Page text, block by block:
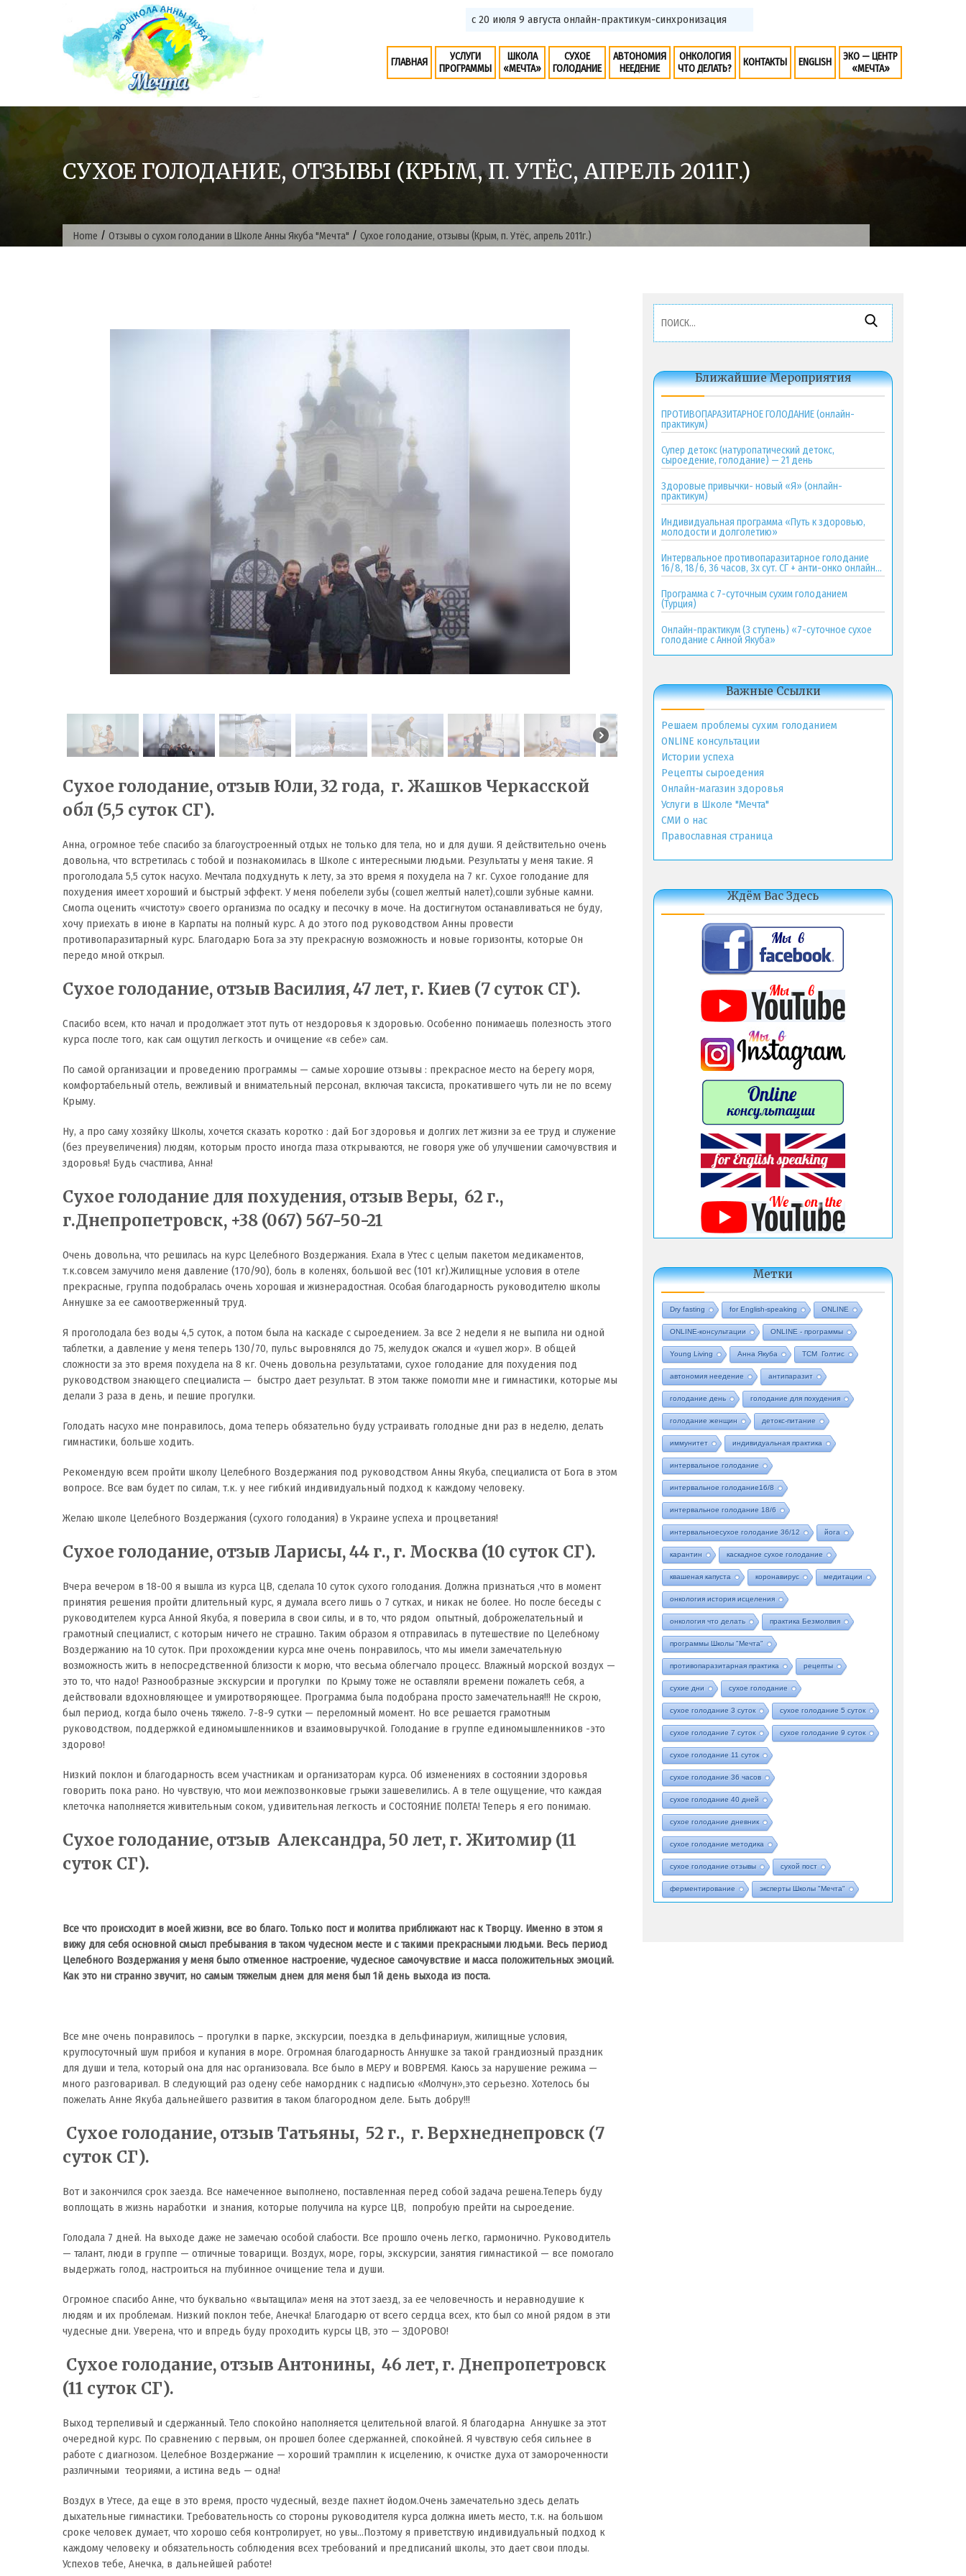
с 20 июля 9 августа онлайн-практикум-синхронизация
ГЛАВНАЯ
УСЛУГИ
ПРОГРАММЫ
ШКОЛА
«МЕЧТА»
СУХОЕ
ГОЛОДАНИЕ
АВТОНОМИЯ
НЕЕДЕНИЕ
ОНКОЛОГИЯ
ЧТО ДЕЛАТЬ?
КОНТАКТЫ ENGLISH
ЭКО — ЦЕНТР
«МЕЧТА»
СУХОЕ ГОЛОДАНИЕ, ОТЗЫВЫ (КРЫМ, П. УТЁС, АПРЕЛЬ 2011Г.)
Home / Отзывы о сухом голодании в Школе Анны Якуба "Мечта" / Сухое голодание, отзывы (Крым, п. Утёс, апрель 2011г.)
Сухое голодание, отзыв Юли, 32 года, г. Жашков Черкасской
обл (5,5 суток СГ).
Анна, огромное тебе спасибо за благоустроенный отдых не только для тела, но и для души. Я действительно очень
довольна, что встретилась с тобой и познакомилась в Школе с интересными людьми. Результаты у меня такие. Я
проголодала 5,5 суток насухо. Мечтала подхуднуть к лету, за это время я похудела на 7 кг. Сухое голодание для
похудения имеет хороший и быстрый эффект. У меня побелели зубы (сошел желтый налет),сошли зубные камни.
Смогла оценить «чистоту» своего организма по осадку и песочку в моче. На достигнутом останавливаться не буду,
хочу приехать в июне в Карпаты на полный курс. А до этого под руководством Анны провести
противопаразитарный курс. Благодарю Бога за эту прекрасную возможность и новые горизонты, которые Он
передо мной открыл.
Сухое голодание, отзыв Василия, 47 лет, г. Киев (7 суток СГ).
Спасибо всем, кто начал и продолжает этот путь от нездоровья к здоровью. Особенно понимаешь полезность этого
курса после того, как сам ощутил легкость и очищение «в себе» сам.
По самой организации и проведению программы — самые хорошие отзывы : прекрасное место на берегу моря,
комфортабельный отель, вежливый и внимательный персонал, включая таксиста, прокатившего чуть ли не по всему
Крыму.
Ну, а про саму хозяйку Школы, хочется сказать коротко : дай Бог здоровья и долгих лет жизни за ее труд и служение
(без преувеличения) людям, которым просто иногда глаза открываются, не говоря уже об улучшении самочувствия и
здоровья! Будь счастлива, Анна!
Сухое голодание для похудения, отзыв Веры, 62 г.,
г.Днепропетровск, +38 (067) 567-50-21
Очень довольна, что решилась на курс Целебного Воздержания. Ехала в Утес с целым пакетом медикаментов,
т.к.совсем замучило меня давление (170/90), боль в коленях, большой вес (101 кг).Жилищные условия в отеле
прекрасные, группа подобралась очень хорошая и жизнерадостная. Особая благодарность руководителю школы
Аннушке за ее самоотверженный труд.
Я проголодала без воды 4,5 суток, а потом была на каскаде с сыроедением. За все 2 недели я не выпила ни одной
таблетки, а давление у меня теперь 130/70, пульс выровнялся до 75, желудок сжался и «ушел жор». В общей
сложности за это время похудела на 8 кг. Очень довольна результатами, сухое голодание для похудения под
руководством знающего специалиста — быстро дает результат. В этом также помогли мне и гимнастики, которые мы
делали 3 раза в день, и пешие прогулки.
Голодать насухо мне понравилось, дома теперь обязательно буду устраивать голодные дни раз в неделю, делать
гимнастики, больше ходить.
Рекомендую всем пройти школу Целебного Воздержания под руководством Анны Якуба, специалиста от Бога в этом
вопросе. Все вам будет по силам, т.к. у нее гибкий индивидуальный подход к каждому человеку.
Желаю школе Целебного Воздержания (сухого голодания) в Украине успеха и процветания!
Сухое голодание, отзыв Ларисы, 44 г., г. Москва (10 суток СГ).
Вчера вечером в 18-00 я вышла из курса ЦВ, сделала 10 суток сухого голодания. Должна признаться ,что в момент
принятия решения пройти длительный курс, я думала всего лишь о 7 сутках, и никак не более. Но после беседы с
руководителем курса Анной Якуба, я поверила в свои силы, и в то, что рядом опытный, доброжелательный и
грамотный специалист, с которым ничего не страшно. Таким образом я отправилась в путешествие по Целебному
Воздержанию на 10 суток. При прохождении курса мне очень понравилось, что мы имели замечательную
возможность жить в непосредственной близости к морю, что весьма облегчало процесс. Влажный морской воздух —
это то, что надо! Разнообразные экскурсии и прогулки по Крыму тоже не оставляли времени пожалеть себя, а
действовали вдохновляющее и умиротворяющее. Программа была подобрана просто замечательная!!! Не скрою,
был период, когда было очень тяжело. 7-8-9 сутки — переломный момент. Но все решается грамотным
руководством, поддержкой единомышленников и взаимовыручкой. Голодание в группе единомышленников -это
здорово!
Низкий поклон и благодарность всем участникам и организаторам курса. Об изменениях в состоянии здоровья
говорить пока рано. Но чувствую, что мои межпозвонковые грыжи зашевелились. А в теле ощущение, что каждая
клеточка наполняется живительным соком, удивительная легкость и СОСТОЯНИЕ ПОЛЕТА! Теперь я его понимаю.
Сухое голодание, отзыв Александра, 50 лет, г. Житомир (11
суток СГ).
Все что происходит в моей жизни, все во благо. Только пост и молитва приближают нас к Творцу. Именно в этом я
вижу для себя основной смысл пребывания в таком чудесном месте и с такими прекрасными людьми. Весь период
Целебного Воздержания у меня было отменное настроение, чудесное самочувствие и масса положительных эмоций.
Как это ни странно звучит, но самым тяжелым днем для меня был 1й день выхода из поста.
Все мне очень понравилось – прогулки в парке, экскурсии, поездка в дельфинариум, жилищные условия,
круглосуточный шум прибоя и купания в море. Огромная благодарность Аннушке за такой грандиозный праздник
для души и тела, который она для нас организовала. Все было в МЕРУ и ВОВРЕМЯ. Каюсь за нарушение режима —
много разговаривал. В следующий раз одену себе намордник с надписью «Молчун»,это серьезно. Хотелось бы
пожелать Анне Якуба дальнейшего развития в таком благородном деле. Быть добру!!!
Сухое голодание, отзыв Татьяны, 52 г., г. Верхнеднепровск (7
суток СГ).
Вот и закончился срок заезда. Все намеченное выполнено, поставленная перед собой задача решена.Теперь буду
воплощать в жизнь наработки и знания, которые получила на курсе ЦВ, попробую прейти на сыроедение.
Голодала 7 дней. На выходе даже не замечаю особой слабости. Все прошло очень легко, гармонично. Руководитель
— талант, люди в группе — отличные товарищи. Воздух, море, горы, экскурсии, занятия гимнастикой — все помогало
выдержать голод, настроиться на глубинное очищение тела и души.
Огромное спасибо Анне, что буквально «вытащила» меня на этот заезд, за ее человечность и неравнодушие к
людям и их проблемам. Низкий поклон тебе, Анечка! Благодарю от всего сердца всех, кто был со мной рядом в эти
чудесные дни. Уверена, что и впредь буду проходить курсы ЦВ, это — ЗДОРОВО!
Сухое голодание, отзыв Антонины, 46 лет, г. Днепропетровск
(11 суток СГ).
Выход терпеливый и сдержанный. Тело спокойно наполняется целительной влагой. Я благодарна Аннушке за этот
очередной курс. По сравнению с первым, он прошел более сдержанней, спокойней. Я чувствую себя сильнее в
работе с диагнозом. Целебное Воздержание — хороший трамплин к исцелению, к очистке духа от замороченности
различными теориями, а истина ведь — одна!
Воздух в Утесе, да еще в это время, просто чудесный, везде пахнет йодом.Очень замечательно здесь делать
дыхательные гимнастики. Требовательность со стороны руководителя курса должна иметь место, т.к. на большом
сроке человек думает, что хорошо себя контролирует, но увы…Поэтому я приветствую индивидуальный подход к
каждому человеку и обязательность соблюдения всех требований и предписаний школы, это дает свои плоды.
Успехов тебе, Анечка, в дальнейшей работе!
Найти:
Ближайшие Мероприятия
ПРОТИВОПАРАЗИТАРНОЕ ГОЛОДАНИЕ (онлайн-
практикум)
Супер детокс (натуропатический детокс,
сыроедение, голодание) — 21 день
Здоровые привычки- новый «Я» (онлайн-
практикум)
Индивидуальная программа «Путь к здоровью,
молодости и долголетию»
Интервальное противопаразитарное голодание
16/8, 18/6, 36 часов, 3х сут. СГ + анти-онко онлайн-
практикум
Программа с 7-суточным сухим голоданием
(Турция)
Онлайн-практикум (3 ступень) «7-суточное сухое
голодание с Анной Якуба»
Важные Ссылки
Решаем проблемы сухим голоданием
ONLINE консультации
Истории успеха
Рецепты сыроедения
Онлайн-магазин здоровья
Услуги в Школе "Мечта"
СМИ о нас
Православная страница
Ждём Вас Здесь
Метки
Dry fasting for English-speaking ONLINE
ONLINE-консультации ONLINE - программы
Young Living Анна Якуба ТСМ Голтис
автономия неедение антипаразит
голодание день голодание для похудения
голодание женщин детокс-питание
иммунитет индивидуальная практика
интервальное голодание
интервальное голодание16/8
интервальное голодание 18/6
интервальноесухое голодание 36/12 йога
карантин каскадное сухое голодание
квашеная капуста коронавирус медитации
онкология история исцеления
онкология что делать практика Безмолвия
программы Школы "Мечта"
противопаразитарная практика рецепты
сухие дни сухое голодание
сухое голодание 3 суток сухое голодание 5 суток
сухое голодание 7 суток сухое голодание 9 суток
сухое голодание 11 суток
сухое голодание 36 часов
сухое голодание 40 дней
сухое голодание дневник
сухое голодание методика
сухое голодание отзывы сухой пост
ферментирование эксперты Школы "Мечта"